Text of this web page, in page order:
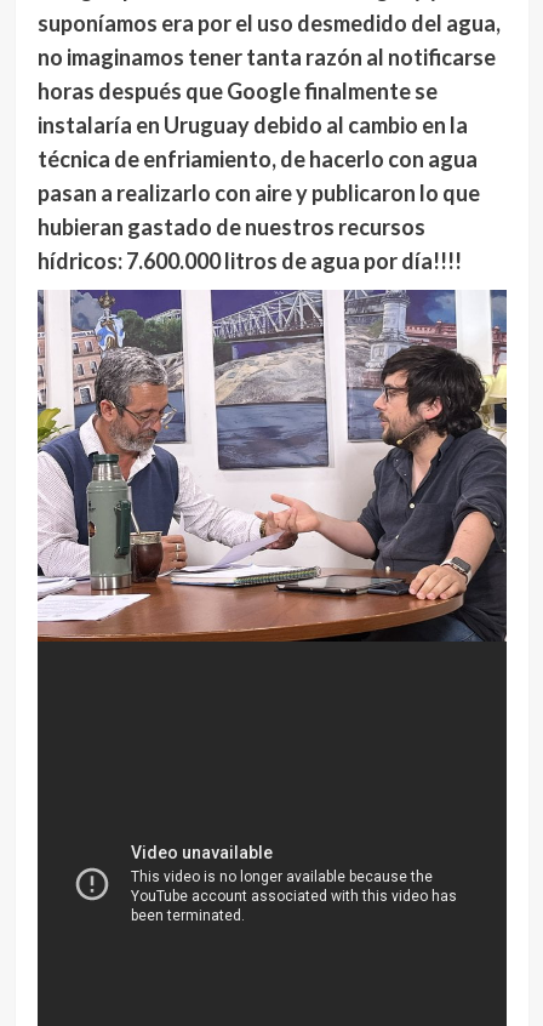
suponíamos era por el uso desmedido del agua,
no imaginamos tener tanta razón al notificarse
horas después que Google finalmente se
instalaría en Uruguay debido al cambio en la
técnica de enfriamiento, de hacerlo con agua
pasan a realizarlo con aire y publicaron lo que
hubieran gastado de nuestros recursos
hídricos: 7.600.000 litros de agua por día!!!!